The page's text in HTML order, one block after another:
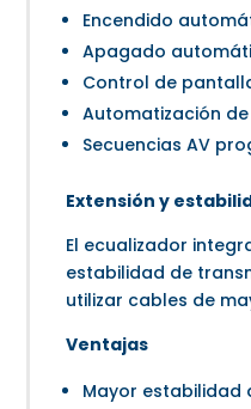
Encendido
Apagado
Control de
Automatización
Secuencias AV
Extensión y
El ecualizador
estabilidad de
utilizar cables de
Ventajas
Mayor estabilidad